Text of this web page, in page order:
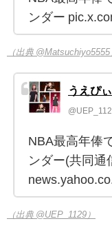
ンダー
（出典 @Matsuchiyo5555
うえぴぃ
NBA最高年俸
ンダー(共同通
（出典 @UEP_1129）